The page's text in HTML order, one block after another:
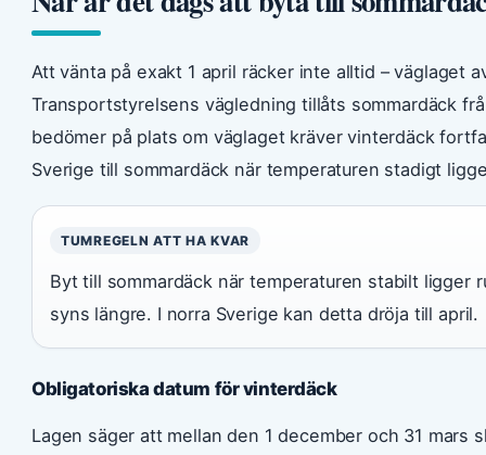
Att vänta på exakt 1 april räcker inte alltid – väglaget
Transportstyrelsens vägledning tillåts sommardäck
bedömer på plats om väglaget kräver vinterdäck
Sverige till sommardäck när temperaturen stadigt
TUMREGELN ATT HA KVAR
Byt till sommardäck när temperaturen stabilt ligger
syns längre. I norra Sverige kan detta dröja till april.
Obligatoriska datum för vinterdäck
Lagen säger att mellan den 1 december och 31